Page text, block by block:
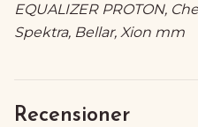
EQUALIZER PROTON,
Spektra, Bellar, Xion mm
Recensioner